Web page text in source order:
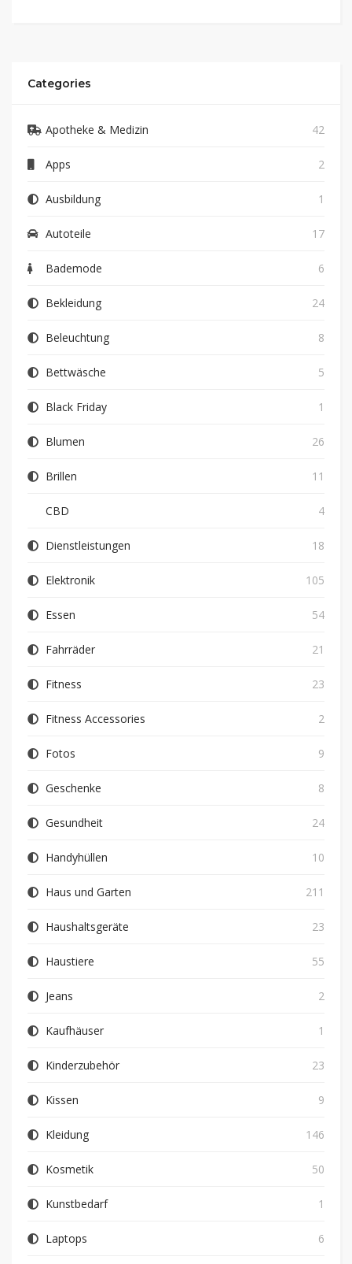
Categories
Apotheke & Medizin 42
Apps 2
Ausbildung 1
Autoteile 17
Bademode 6
Bekleidung 24
Beleuchtung 8
Bettwäsche 5
Black Friday 1
Blumen 26
Brillen 11
CBD 4
Dienstleistungen 18
Elektronik 105
Essen 54
Fahrräder 21
Fitness 23
Fitness Accessories 2
Fotos 9
Geschenke 8
Gesundheit 24
Handyhüllen 10
Haus und Garten 211
Haushaltsgeräte 23
Haustiere 55
Jeans 2
Kaufhäuser 1
Kinderzubehör 23
Kissen 9
Kleidung 146
Kosmetik 50
Kunstbedarf 1
Laptops 6